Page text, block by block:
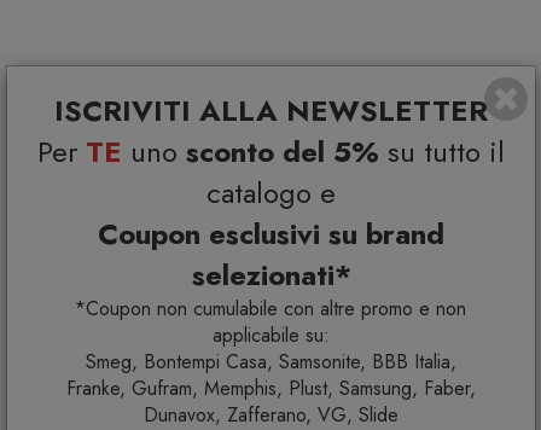
ISCRIVITI ALLA NEWSLETTER
Per TE uno sconto del 5% su tutto il
catalogo e
Coupon esclusivi su brand
selezionati*
*Coupon non cumulabile con altre promo e non
applicabile su:
Smeg, Bontempi Casa, Samsonite, BBB Italia,
Franke, Gufram, Memphis, Plust, Samsung, Faber,
Dunavox, Zafferano, VG, Slide